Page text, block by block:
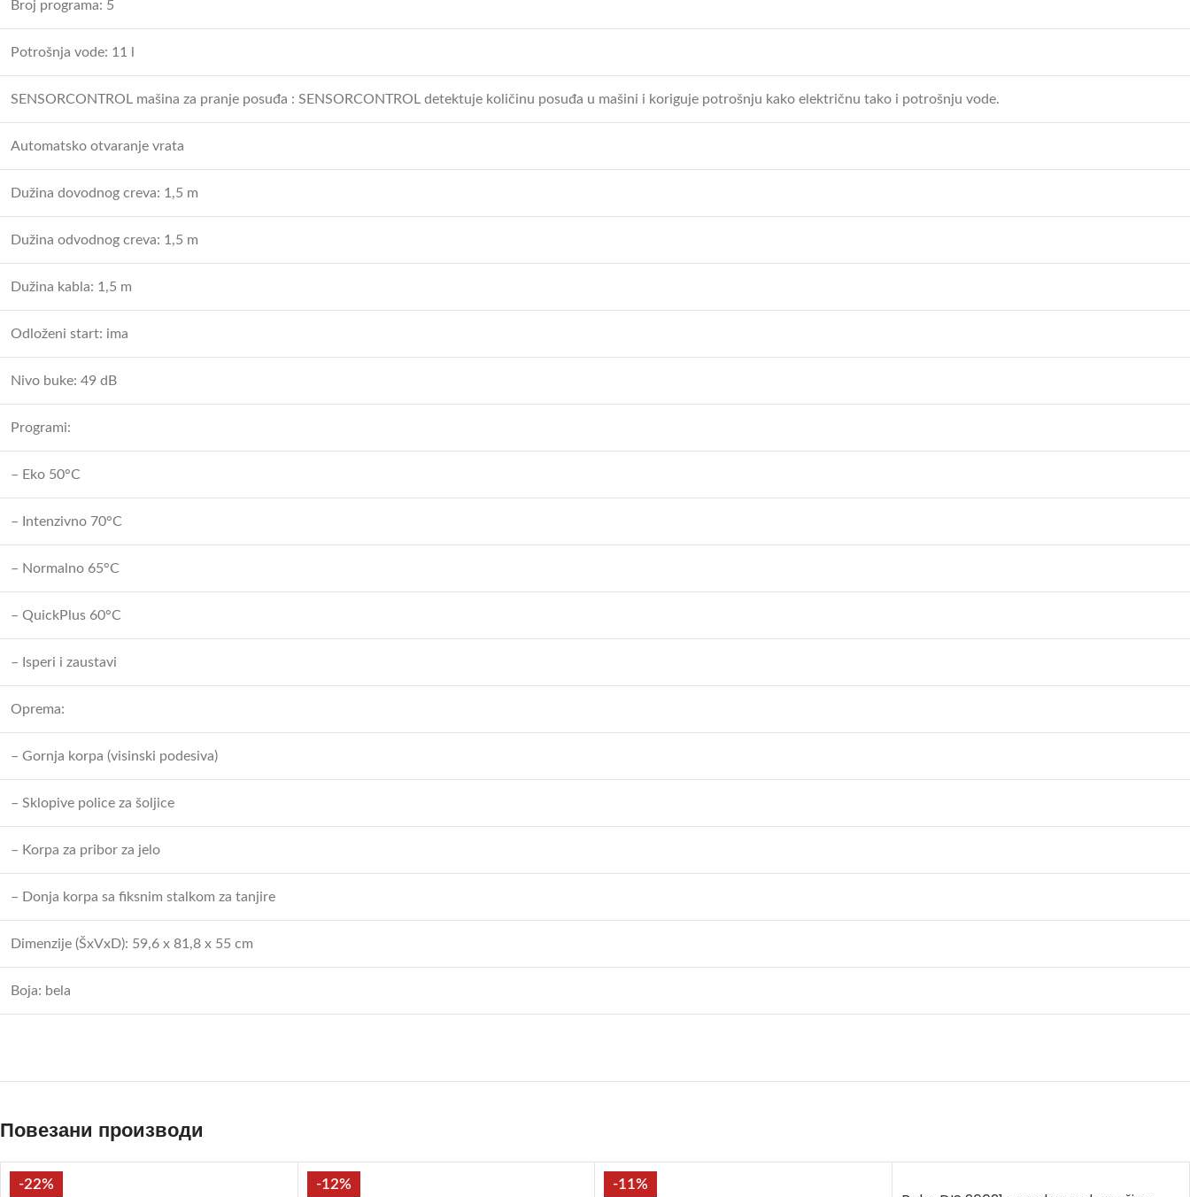
Broj programa: 5
Potrošnja vode: 11 l
SENSORCONTROL mašina za pranje posuđa : SENSORCONTROL detektuje količinu posuđa u mašini i koriguje potrošnju kako električnu tako i potrošnju vode.
Automatsko otvaranje vrata
Dužina dovodnog creva: 1,5 m
Dužina odvodnog creva: 1,5 m
Dužina kabla: 1,5 m
Odloženi start: ima
Nivo buke: 49 dB
Programi:
– Eko 50°C
– Intenzivno 70°C
– Normalno 65°C
– QuickPlus 60°C
– Isperi i zaustavi
Oprema:
– Gornja korpa (visinski podesiva)
– Sklopive police za šoljice
– Korpa za pribor za jelo
– Donja korpa sa fiksnim stalkom za tanjire
Dimenzije (ŠxVxD): 59,6 x 81,8 x 55 cm
Boja: bela
Повезани производи
-22% -12% -11%